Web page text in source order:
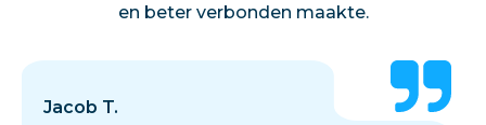
en beter verbonden maakte.
Jacob T.